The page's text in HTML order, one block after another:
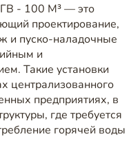
- 100 М³ — это
проектирование,
и пуско-наладочные
и
Такие установки
централизованного
предприятиях, в
где требуется
горячей воды